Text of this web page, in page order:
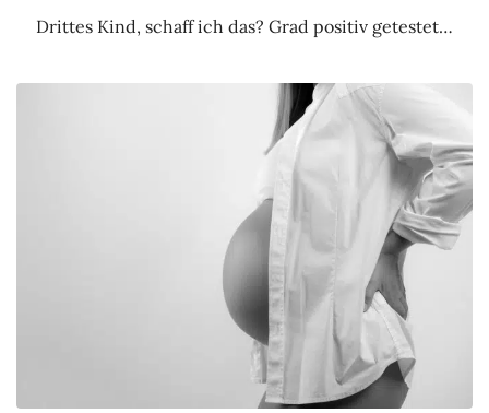
Drittes Kind, schaff ich das? Grad positiv getestet…